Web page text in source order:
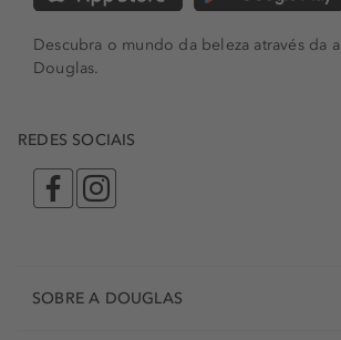
Descubra o mundo da beleza através da
Douglas.
REDES SOCIAIS
SOBRE A DOUGLAS